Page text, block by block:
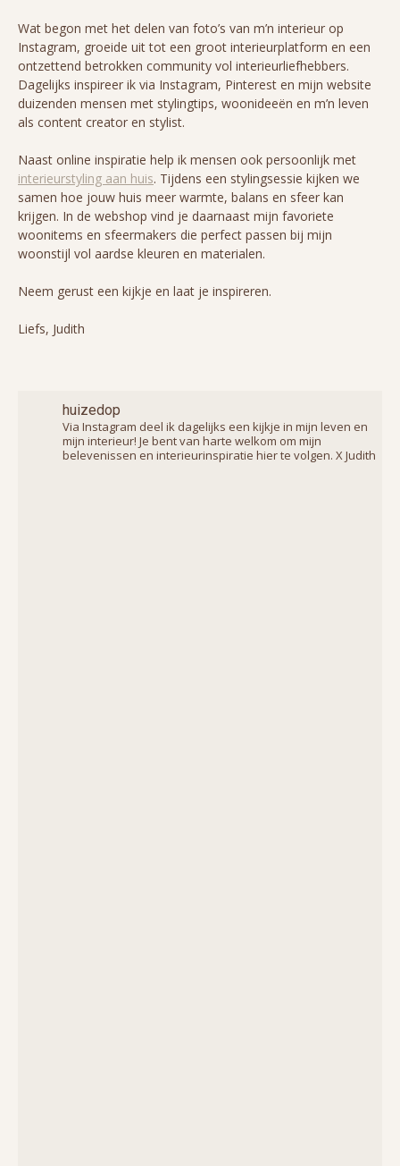
Wat begon met het delen van foto’s van m’n interieur op
Instagram, groeide uit tot een groot interieurplatform en een
ontzettend betrokken community vol interieurliefhebbers.
Dagelijks inspireer ik via Instagram, Pinterest en mijn website
duizenden mensen met stylingtips, woonideeën en m’n leven
als content creator en stylist.
Naast online inspiratie help ik mensen ook persoonlijk met
interieurstyling aan huis. Tijdens een stylingsessie kijken we
samen hoe jouw huis meer warmte, balans en sfeer kan
krijgen. In de webshop vind je daarnaast mijn favoriete
woonitems en sfeermakers die perfect passen bij mijn
woonstijl vol aardse kleuren en materialen.
Neem gerust een kijkje en laat je inspireren.
Liefs, Judith
huizedop
Via Instagram deel ik dagelijks een kijkje in mijn leven en
mijn interieur! Je bent van harte welkom om mijn
belevenissen en interieurinspiratie hier te volgen. X Judith